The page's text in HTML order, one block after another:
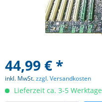
44,99 € *
inkl. MwSt.zzgl. Versandkosten
Lieferzeit ca. 3-5 Werktage